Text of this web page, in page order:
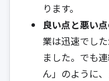
ります。
良い点と悪い
業は迅速でし
ました。でも
ん」のように